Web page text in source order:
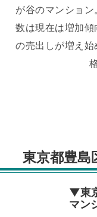
が谷のマンション
数は現在は増加傾
の売出しが増え
東京都豊島
▼東
マン